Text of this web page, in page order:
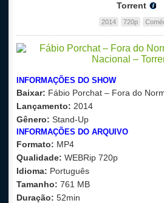
Top Séries
Legendado
Torrent
2014 720p
INFORMAÇÕES DO SHOW
Baixar: Fábio Porchat – Fora do
Lançamento: 2014
Gênero: Stand-Up
INFORMAÇÕES DO ARQUIVO
Formato: MP4
Qualidade: WEBRip 720p
Idioma: Português
Tamanho: 761 MB
Duração: 52min